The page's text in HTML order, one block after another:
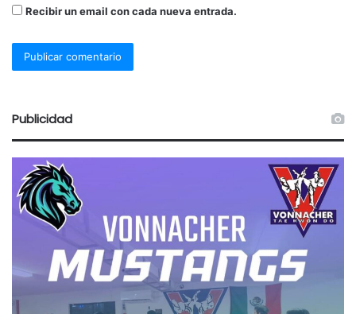
Recibir un email con cada nueva entrada.
Publicidad